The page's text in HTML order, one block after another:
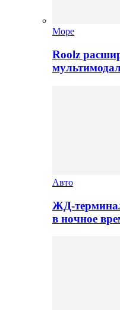
Море
Roolz
Авто
ЖД-
в ночное